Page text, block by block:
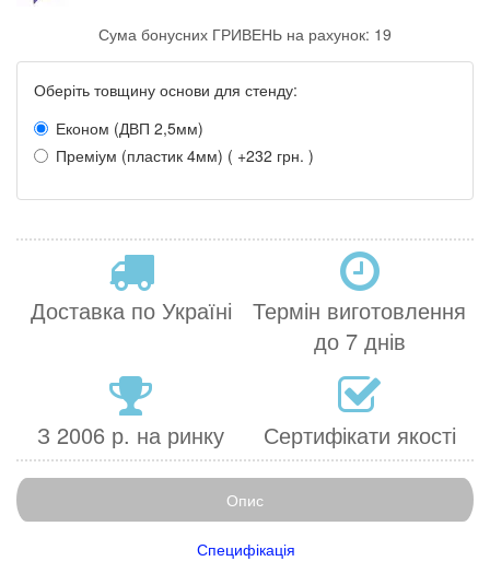
Сума бонусних ГРИВЕНЬ на рахунок: 19
Оберіть товщину основи для стенду:
Економ (ДВП 2,5мм)
Преміум (пластик 4мм) ( +232 грн. )
Доставка по Україні
Термін виготовлення
до 7 днів
З 2006 р. на ринку Сертифікати якості
Опис
Специфікація